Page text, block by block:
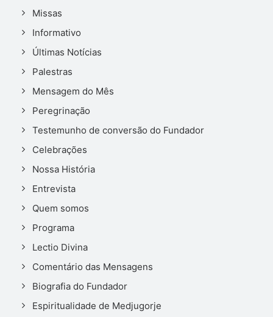
Missas
Informativo
Últimas Notícias
Palestras
Mensagem do Mês
Peregrinação
Testemunho de conversão do Fundador
Celebrações
Nossa História
Entrevista
Quem somos
Programa
Lectio Divina
Comentário das Mensagens
Biografia do Fundador
Espiritualidade de Medjugorje